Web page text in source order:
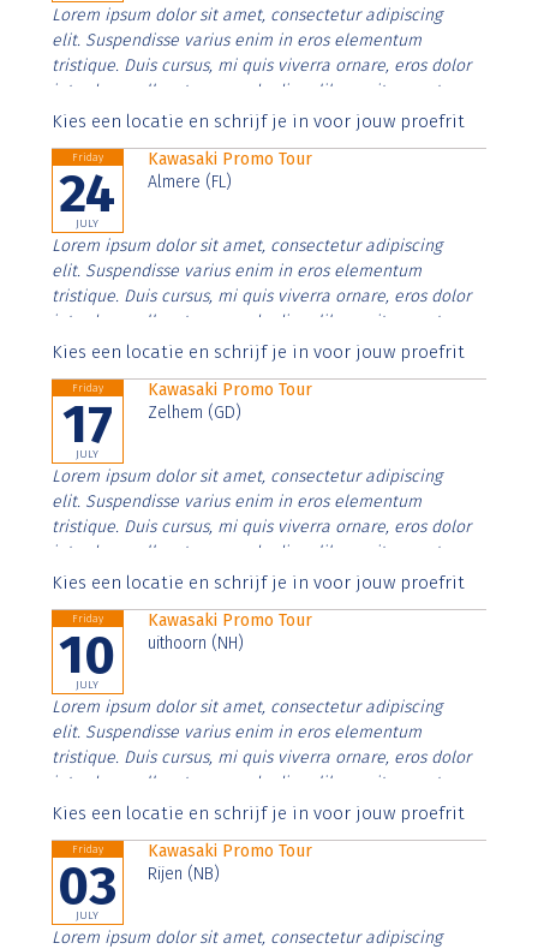
Lorem ipsum dolor sit amet, consectetur adipiscing
elit. Suspendisse varius enim in eros elementum
tristique. Duis cursus, mi quis viverra ornare, eros dolor
interdum nulla, ut commodo diam libero vitae erat.
Aenean faucibus nibh et justo cursus id rutrum lorem
Kies een locatie en schrijf je in voor jouw proefrit
Friday
24
JULY
Kawasaki Promo Tour
Almere (FL)
Lorem ipsum dolor sit amet, consectetur adipiscing
elit. Suspendisse varius enim in eros elementum
tristique. Duis cursus, mi quis viverra ornare, eros dolor
interdum nulla, ut commodo diam libero vitae erat.
Aenean faucibus nibh et justo cursus id rutrum lorem
Kies een locatie en schrijf je in voor jouw proefrit
Friday
17
JULY
Kawasaki Promo Tour
Zelhem (GD)
Lorem ipsum dolor sit amet, consectetur adipiscing
elit. Suspendisse varius enim in eros elementum
tristique. Duis cursus, mi quis viverra ornare, eros dolor
interdum nulla, ut commodo diam libero vitae erat.
Aenean faucibus nibh et justo cursus id rutrum lorem
Kies een locatie en schrijf je in voor jouw proefrit
Friday
10
JULY
Kawasaki Promo Tour
uithoorn (NH)
Lorem ipsum dolor sit amet, consectetur adipiscing
elit. Suspendisse varius enim in eros elementum
tristique. Duis cursus, mi quis viverra ornare, eros dolor
interdum nulla, ut commodo diam libero vitae erat.
Aenean faucibus nibh et justo cursus id rutrum lorem
Kies een locatie en schrijf je in voor jouw proefrit
Friday
03
JULY
Kawasaki Promo Tour
Rijen (NB)
Lorem ipsum dolor sit amet, consectetur adipiscing